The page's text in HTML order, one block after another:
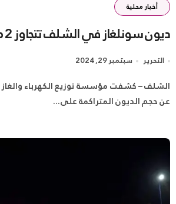
أخبار محلية
ديون سونلغاز في الشلف تتجاوز 2 مليار دينار
التحرير سبتمبر 29, 2024
الشلف – كشفت مؤسسة توزيع الكهرباء والغاز (سونلغاز) فرع الشلف
عن حجم الديون المتراكمة على...